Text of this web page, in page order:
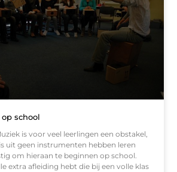
school
is voor veel leerlingen een obstakel,
uit geen instrumenten hebben leren
om hieraan te beginnen op school.
extra afleiding hebt die bij een volle klas